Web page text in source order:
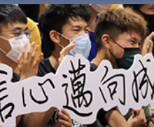
容
AFFILIATED SENIOR